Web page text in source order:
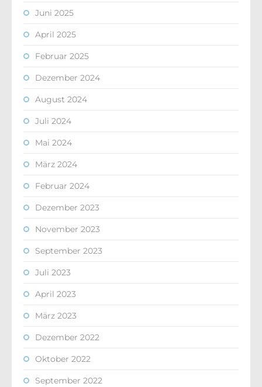
Juni 2025
April 2025
Februar 2025
Dezember 2024
August 2024
Juli 2024
Mai 2024
März 2024
Februar 2024
Dezember 2023
November 2023
September 2023
Juli 2023
April 2023
März 2023
Dezember 2022
Oktober 2022
September 2022